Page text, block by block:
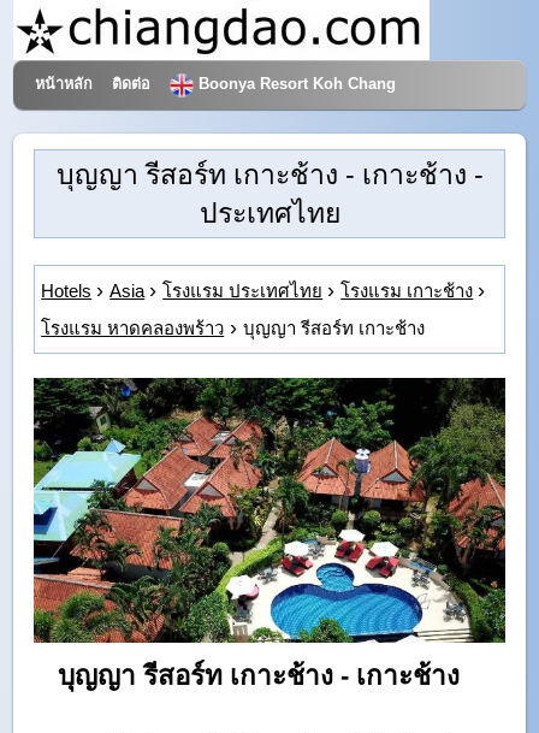
โรงแรมและการท่องเที่ยว
หน้าหลัก ติดต่อ Boonya Resort Koh Chang
บุญญา รีสอร์ท เกาะช้าง - เกาะช้าง -
ประเทศไทย
Hotels Asia โรงแรม ประเทศไทย
โรงแรม เกาะช้าง
โรงแรม หาดคลองพร้าว
บุญญา รีสอร์ท เกาะช้าง
บุญญา รีสอร์ท เกาะช้าง - เกาะช้าง